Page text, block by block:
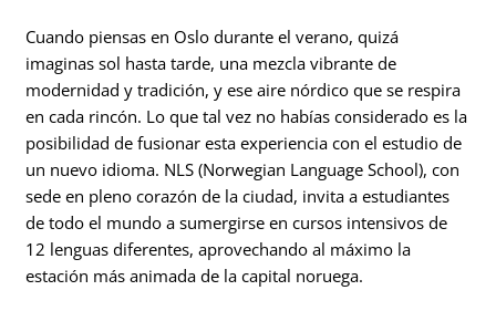
Cuando piensas en Oslo durante el verano, quizá
imaginas sol hasta tarde, una mezcla vibrante de
modernidad y tradición, y ese aire nórdico que se respira
en cada rincón. Lo que tal vez no habías considerado es la
posibilidad de fusionar esta experiencia con el estudio de
un nuevo idioma. NLS (Norwegian Language School), con
sede en pleno corazón de la ciudad, invita a estudiantes
de todo el mundo a sumergirse en cursos intensivos de
12 lenguas diferentes, aprovechando al máximo la
estación más animada de la capital noruega.